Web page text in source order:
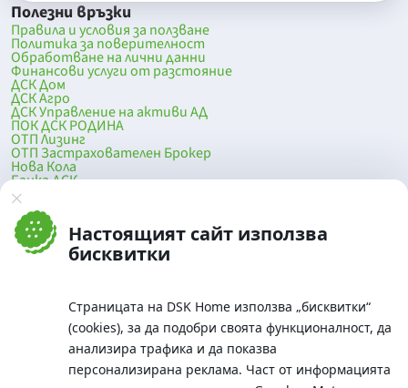
Настоящият сайт използва
бисквитки
Страницата на DSK Home използва „бисквитки“
(cookies), за да подобри своята функционалност, да
анализира трафика и да показва
персонализирана реклама. Част от информацията
Полезни връзки
Правила и условия за ползване
Политика за поверителност
Обработване на лични данни
Финансови услуги от разстояние
ДСК Дом
ДСК Агро
ДСК Управление на активи АД
ПОК ДСК РОДИНА
ОТП Лизинг
ОТП Застрахователен Брокер
Нова Кола
Банка ДСК
DSK Mobile
Оферти за продажба от Банка ДСК
Клонова мрежа и банкомати
До началото на страницата